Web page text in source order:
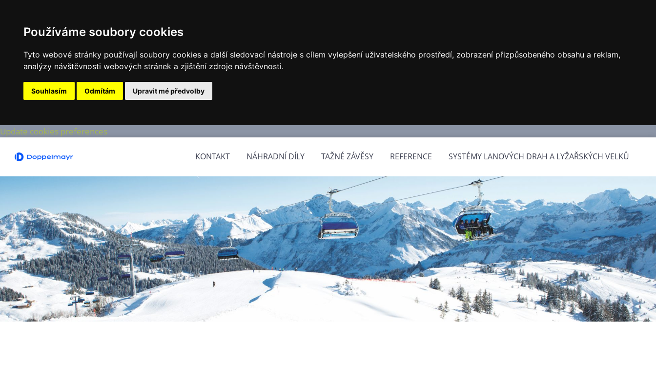
Používáme soubory cookies
Tyto webové stránky používají soubory cookies a další sledovací nástroje s cílem vylepšení uživatelského prostředí, zobrazení přizpůsobeného obsahu a reklam,
analýzy návštěvnosti webových stránek a zjištění zdroje návštěvnosti.
Souhlasím Odmítám Upravit mé předvolby
Update cookies preferences
KONTAKT NÁHRADNÍ DÍLY TAŽNÉ ZÁVĚSY REFERENCE SYSTÉMY LANOVÝCH DRAH A LYŽAŘSKÝCH VELKŮ